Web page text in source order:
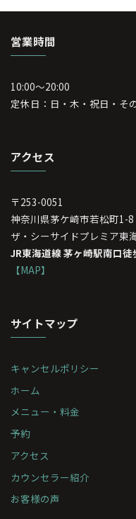
営業時間
10:00～20:00
定休日：日・木・祝日・そ
アクセス
〒253-0051
神奈川県茅ケ崎市若松町1-8
ザ・シーサイドプレミア東
JR東海道線 茅ヶ崎駅南口徒
【MAP】
サイトマップ
キャンセルポリシー
ホーム
メニュー・料金
予約
アクセス
カウンセラー紹介
お客様の声